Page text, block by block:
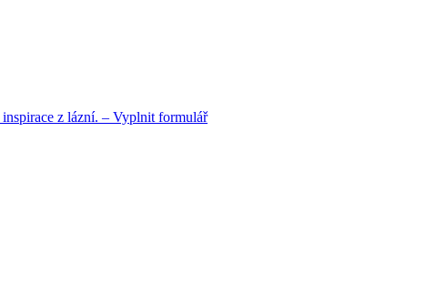
z lázní. – Vyplnit formulář